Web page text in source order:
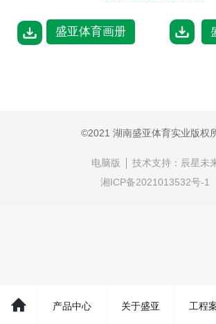
盛亚体育画册
©2021 湖南盛亚体育实业版权
电脑版 技术支持： 辰星未
湘ICP备2021013532号-1
产品中心 关于盛亚 工程